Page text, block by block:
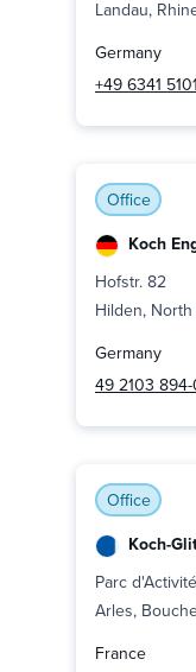
Landau,
Germany
+49 6341
Office
Koch
Hofstr. 82
Hilden,
Germany
49 2103
Office
Koch-
Parc
Arles,
France